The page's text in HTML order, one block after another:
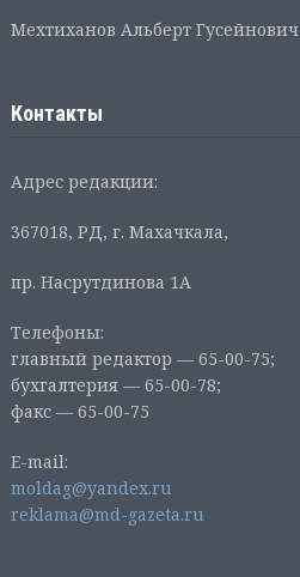
Мехтиханов Альберт Гусейнович
Контакты
Адрес редакции:
367018, РД, г. Махачкала,
пр. Насрутдинова 1А
Телефоны:
главный редактор — 65-00-75;
бухгалтерия — 65-00-78;
факс — 65-00-75
E-mail:
moldag@yandex.ru
reklama@md-gazeta.ru